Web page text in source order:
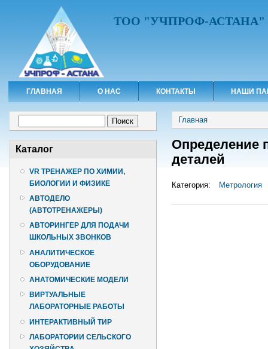
ТОО "УЧПРОФ-АСТАНА"
ГЛАВНАЯ О НАС КОНТАКТЫ НАШИ
Каталог
VR ТРЕНАЖЕР ПО ХИМИИ,
БИОЛОГИИ И ФИЗИКЕ
АВТОДЕЛО
(АВТОТРЕНАЖЕРЫ)
АВТОРИНГЕР ДЛЯ ПОДАЧИ
ШКОЛЬНЫХ ЗВОНКОВ
АНАЛИТИЧЕСКОЕ
ОБОРУДОВАНИЕ
АНАТОМИЧЕСКИЕ МОДЕЛИ
ВИРТУАЛЬНЫЕ
ЛАБОРАТОРНЫЕ РАБОТЫ
ИНТЕРАКТИВНЫЙ ТИР
ЛАБОРАТОРИИ СЕЛЬСКОГО
Вы здесь
Главная
Определение
деталей
Категория: Метрология